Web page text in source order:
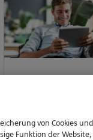
von Cookies
Funktion der